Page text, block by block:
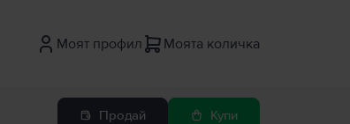
Моят профил Моята количка
Продай Купи